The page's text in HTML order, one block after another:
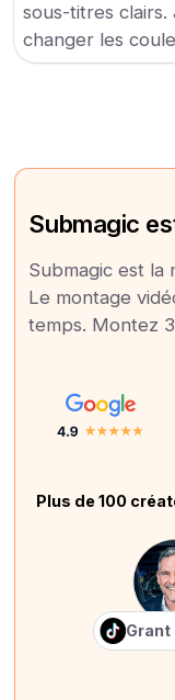
sous-titres clairs.
changer les
Submagic
Submagic est la
Le montage
temps. Montez
Plus de 100
Grant